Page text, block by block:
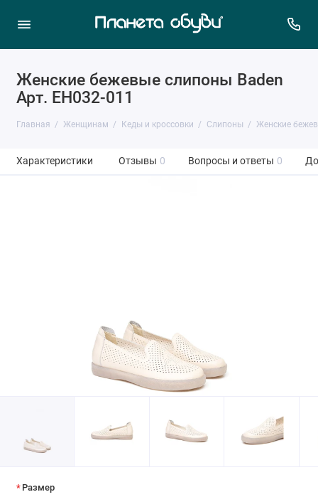
Женские бежевые слипоны Baden
Арт. EH032-011
Главная Женщинам Кеды и кроссовки Слипоны Женские
Характеристики Отзывы 0 Вопросы и ответы 0
Размер